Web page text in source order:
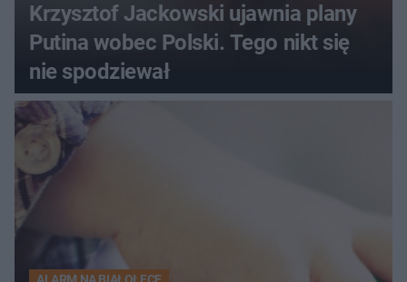
Krzysztof Jackowski ujawnia plany
Putina wobec Polski. Tego nikt się
nie spodziewał